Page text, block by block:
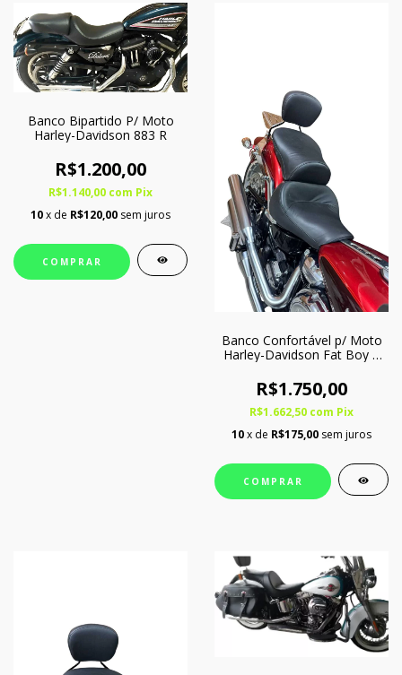
Banco Bipartido P/ Moto
Harley-Davidson 883 R
R$1.200,00
R$1.140,00 com Pix
10x de R$120,00 sem juros
COMPRAR
Banco Confortável p/ Moto
Harley-Davidson Fat Boy A
R$1.750,00
R$1.662,50 com Pix
10x de R$175,00 sem juros
COMPRAR